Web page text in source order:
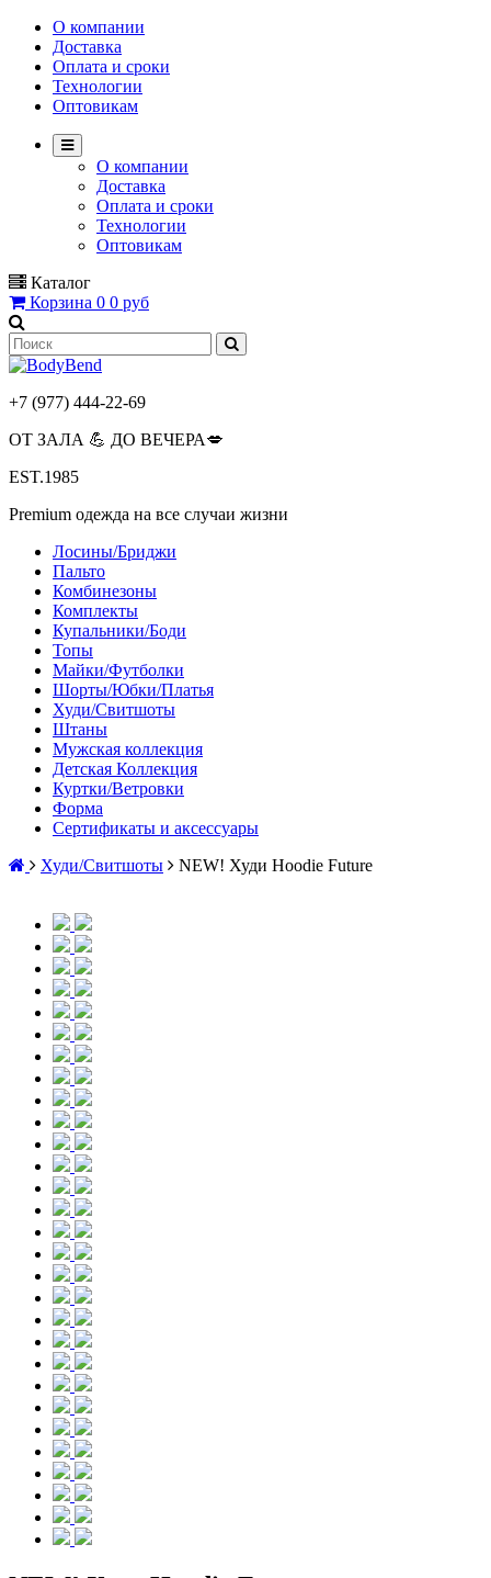
О компании
Доставка
Оплата и сроки
Технологии
Оптовикам
О компании
Доставка
Оплата и сроки
Технологии
Оптовикам
Каталог
Корзина 0 0 руб
+7 (977) 444-22-69
ОТ ЗАЛА 💪 ДО ВЕЧЕРА💋
EST.1985
Premium одежда на все случаи жизни
Лосины/Бриджи
Пальто
Комбинезоны
Комплекты
Купальники/Боди
Топы
Майки/Футболки
Шорты/Юбки/Платья
Худи/Свитшоты
Штаны
Мужская коллекция
Детская Коллекция
Куртки/Ветровки
Форма
Сертификаты и аксессуары
Худи/Свитшоты
NEW! Худи Hoodie Future